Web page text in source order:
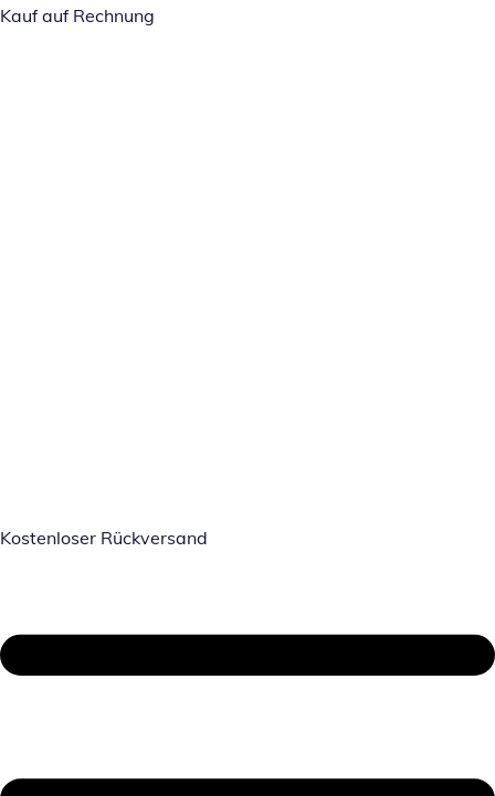
Kauf auf Rechnung
Kostenloser Rückversand